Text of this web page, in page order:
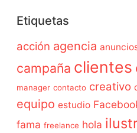
Etiquetas
acción agencia
campaña clientes
manager contacto creativo
equipo estudio
fama freelance hola